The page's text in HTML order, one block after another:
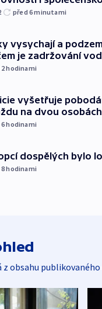
před 6minutami
vysychají a
je zadržování
2hodinami
vyšetřuje
na dvou osobách
6hodinami
dospělých bylo
8hodinami
z obsahu